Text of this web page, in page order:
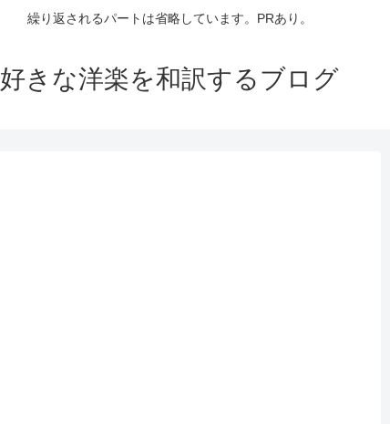
繰り返されるパートは省略しています。PRあり。
好きな洋楽を和訳するブログ